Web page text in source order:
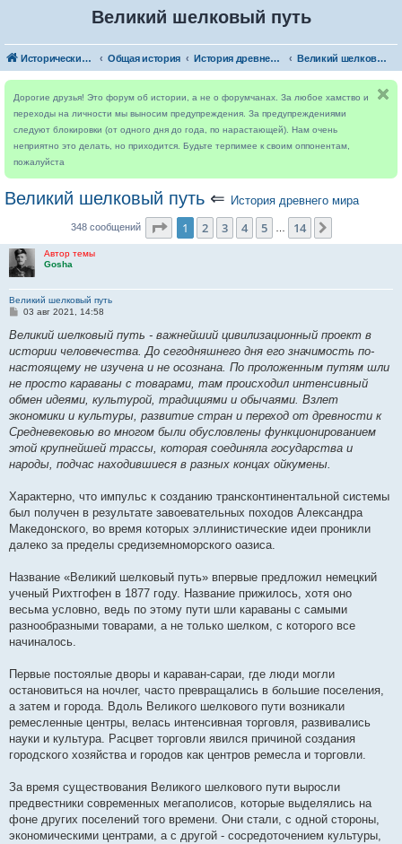
Великий шелковый путь
Исторический форум Общая история История древнего мира Великий шелковый путь
Дорогие друзья! Это форум об истории, а не о форумчанах. За любое хамство и
переходы на личности мы выносим предупреждения. За предупреждениями
следуют блокировки (от одного дня до года, по нарастающей). Нам очень
неприятно это делать, но приходится. Будьте терпимее к своим оппонентам,
пожалуйста
Великий шелковый путь ⇐ История древнего мира
348 сообщений Страница из 14
1 2 3 4 5 14
Автор темы
Gosha
Великий шелковый путь
С
о
щ
е
и
е
03 авг 2021, 14:58
Великий шелковый путь - важнейший цивилизационный проект в
истории человечества. До сегодняшнего дня его значимость по-
настоящему не изучена и не осознана. По проложенным путям шли
не просто караваны с товарами, там происходил интенсивный
обмен идеями, культурой, традициями и обычаями. Взлет
экономики и культуры, развитие стран и переход от древности к
Средневековью во многом были обусловлены функционированием
этой крупнейшей трассы, которая соединяла государства и
народы, подчас находившиеся в разных концах ойкумены.
Характерно, что импульс к созданию трансконтинентальной системы
был получен в результате завоевательных походов Александра
Македонского, во время которых эллинистические идеи проникли
далеко за пределы средиземноморского оазиса.
Название «Великий шелковый путь» впервые предложил немецкий
ученый Рихтгофен в 1877 году. Название прижилось, хотя оно
весьма условно, ведь по этому пути шли караваны с самыми
разнообразными товарами, а не только шелком, с которого все
начиналось.
Первые постоялые дворы и караван-сараи, где люди могли
остановиться на ночлег, часто превращались в большие поселения,
а затем и города. Вдоль Великого шелкового пути возникали
ремесленные центры, велась интенсивная торговля, развивались
науки и культура. Расцвет торговли явился причиной создания
городского хозяйства и городов как центров ремесла и торговли.
За время существования Великого шелкового пути выросли
предвестники современных мегаполисов, которые выделялись на
фоне других поселений того времени. Они стали, с одной стороны,
экономическими центрами, а с другой - сосредоточением культуры,